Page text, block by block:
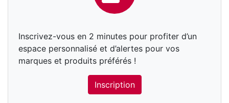
Inscrivez-vous en 2 minutes pour profiter d’un
espace personnalisé et d’alertes pour vos
marques et produits préférés !
Inscription